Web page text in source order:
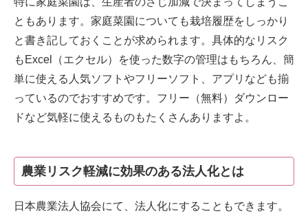
ともあります。家庭菜園についても栽培履歴をしっかり
と書き記しておくことが求められます。具体的なリスク
もExcel（エクセル）を使った数字の管理はもちろん、簡
単に使える人気ソフトやフリーソフト、アプリなども揃
っているのでおすすめです。フリー（無料）ダウンロー
ドなど気軽に使えるものもたくさんありますよ。
農業リスク軽減に効果のある法人化とは
日本農業法人協会にて、法人化にすることもできます。